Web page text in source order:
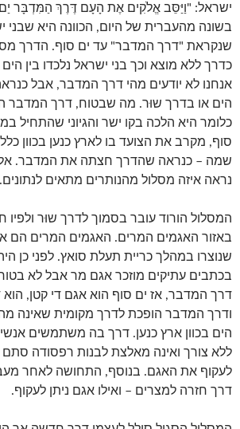
ישראל: "וַיַּסֵּב אֱלֹקִים אֶת הָעָם דֶּרֶךְ הַמִּדְבָּר יַם
בשונה מהעברית של היום, הכוונה היא שבני
שנקראת "דרך המדבר" עד ים סוף. הדרך
כדרך ללא מוצא וכך בני ישראל נלכדו בין
אנחנו לא יודעים מהי דרך המדבר, אבל
הים או בדרך שוּר. מה שבטוח, דרך המדבר
כלומר היא הלכה בקו ישר והגיוני שהתחיל
סוף, מקרב את הצועד בו לארץ כנען בכוון
שמה – כנראה שהדרך חצתה את המדבר.
נראה איזה מסלול מהנותרים מתאים לנתונים.
המסלול הורוד עובר בסמוך לדרך שוּר ולפיו
באזור האגמים המרים. האגמים המרים הם
שנוצרו במהלך כריית תעלת סואץ. לפני כן
בכתבים עתיקים מוזכר אגם מר אבל לא בטוח
דרך המדבר, אז ים סוף הוא אגם די קטן, הוא
ודרך המדבר הופכת לדרך מקומית שאינה
הים בכוון ארץ כנען. דרך בה משתמשים
ללא צורך ואינה מאלצת לבנות רפסודה סתם
לעקוף את האגם. בנוסף, התחושה לאחר
דרך חזרה למצרים – ואילו אגם ניתן לעקוף.